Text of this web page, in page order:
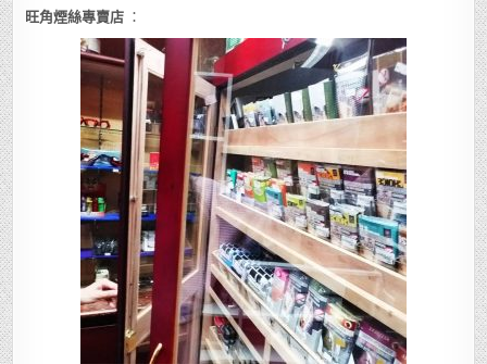
旺角煙絲專賣店 ：